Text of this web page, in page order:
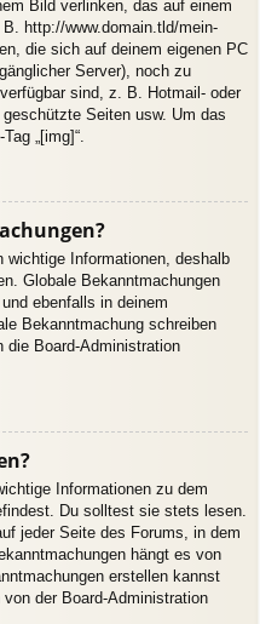
Bild verlinken, das auf einem
http://www.domain.tld/mein-
die sich auf deinem eigenen PC
Server), noch zu
sind, z. B. Hotmail- oder
Seiten usw. Um das
„[img]“.
wichtige Informationen, deshalb
Globale Bekanntmachungen
ebenfalls in deinem
Bekanntmachung schreiben
die Board-Administration
Informationen zu dem
Du solltest sie stets lesen.
jeder Seite des Forums, in dem
hängt es von
erstellen kannst
der Board-Administration